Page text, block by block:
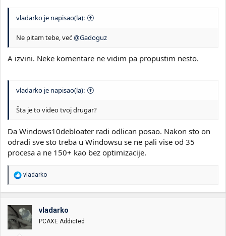
vladarko je napisao(la):
Ne pitam tebe, već@Gadoguz
A izvini. Neke komentare ne vidim pa propustim nesto.
vladarko je napisao(la):
Šta je to video tvoj drugar?
Da Windows10debloater radi odlican posao. Nakon sto on
odradi sve sto treba u Windowsu se ne pali vise od 35
procesa a ne 150+ kao bez optimizacije.
R
o
v
a
n
vladarko
vladarko
PCAXE Addicted